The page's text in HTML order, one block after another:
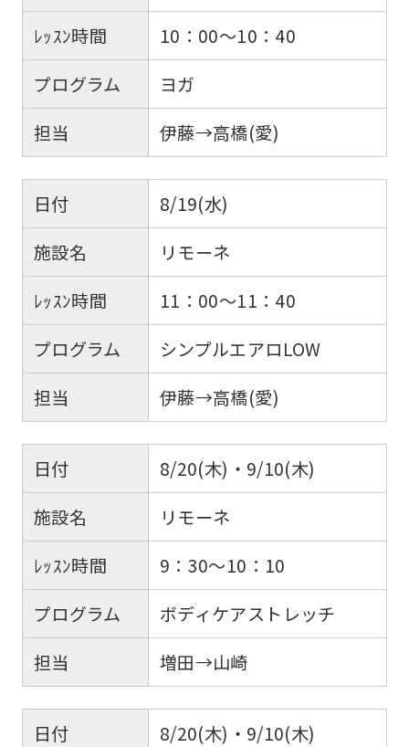
ﾚｯｽﾝ時間
10：00～10：40
プログラム
ヨガ
担当
伊藤→高橋(愛)
日付
8/19(水)
施設名
リモーネ
ﾚｯｽﾝ時間
11：00～11：40
プログラム
シンプルエアロLOW
担当
伊藤→高橋(愛)
日付
8/20(木)・9/10(木)
施設名
リモーネ
ﾚｯｽﾝ時間
9：30～10：10
プログラム
ボディケアストレッチ
担当
増田→山崎
日付
8/20(木)・9/10(木)